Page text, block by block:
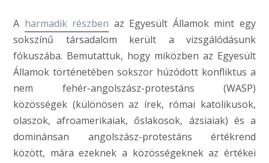
A harmadik részben az Egyesült Államok mint egy
sokszínű társadalom került a vizsgálódásunk
fókuszába. Bemutattuk, hogy miközben az Egyesült
Államok történetében sokszor húzódott konfliktus a
nem fehér-angolszász-protestáns (WASP)
közösségek (különösen az írek, római katolikusok,
olaszok, afroamerikaiak, őslakosok, ázsiaiak) és a
dominánsan angolszász-protestáns értékrend
között, mára ezeknek a közösségeknek az értékei